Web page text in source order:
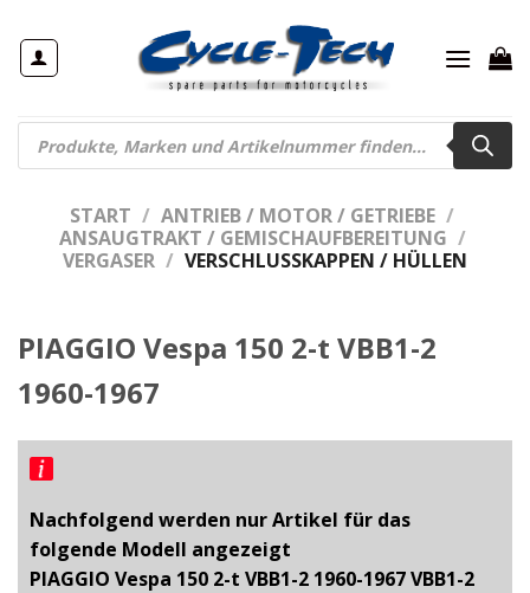
Inhalt
springen
Products
search
START / ANTRIEB / MOTOR / GETRIEBE /
ANSAUGTRAKT / GEMISCHAUFBEREITUNG /
VERGASER / VERSCHLUSSKAPPEN / HÜLLEN
PIAGGIO Vespa 150 2-t VBB1-2
1960-1967
Nachfolgend werden nur Artikel für das
folgende Modell angezeigt
PIAGGIO Vespa 150 2-t VBB1-2 1960-1967 VBB1-2